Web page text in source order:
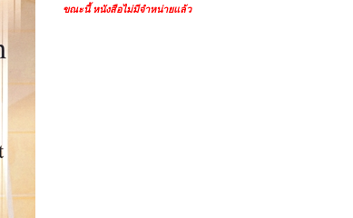
ขณะนี้ หนังสือไม่มีจำหน่ายแล้ว